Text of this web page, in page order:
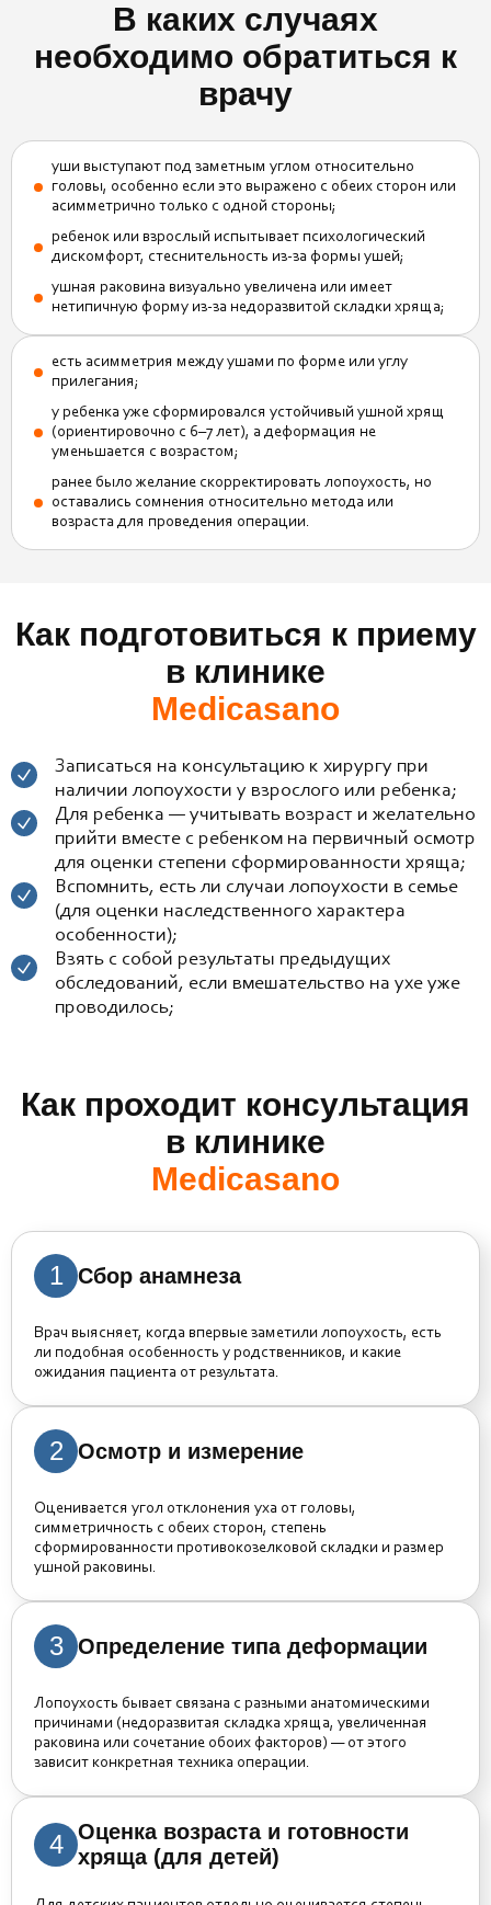
В каких случаях
необходимо обратиться к
врачу
уши выступают под заметным углом относительно
головы, особенно если это выражено с обеих сторон или
асимметрично только с одной стороны;
ребенок или взрослый испытывает психологический
дискомфорт, стеснительность из-за формы ушей;
ушная раковина визуально увеличена или имеет
нетипичную форму из-за недоразвитой складки хряща;
есть асимметрия между ушами по форме или углу
прилегания;
у ребенка уже сформировался устойчивый ушной хрящ
(ориентировочно с 6–7 лет), а деформация не
уменьшается с возрастом;
ранее было желание скорректировать лопоухость, но
оставались сомнения относительно метода или
возраста для проведения операции.
Как подготовиться к приему
в клинике
Medicasano
Записаться на консультацию к хирургу при
наличии лопоухости у взрослого или ребенка;
Для ребенка — учитывать возраст и желательно
прийти вместе с ребенком на первичный осмотр
для оценки степени сформированности хряща;
Вспомнить, есть ли случаи лопоухости в семье
(для оценки наследственного характера
особенности);
Взять с собой результаты предыдущих
обследований, если вмешательство на ухе уже
проводилось;
Как проходит консультация
в клинике
Medicasano
1 Сбор анамнеза
Врач выясняет, когда впервые заметили лопоухость, есть
ли подобная особенность у родственников, и какие
ожидания пациента от результата.
2 Осмотр и измерение
Оценивается угол отклонения уха от головы,
симметричность с обеих сторон, степень
сформированности противокозелковой складки и размер
ушной раковины.
3 Определение типа деформации
Лопоухость бывает связана с разными анатомическими
причинами (недоразвитая складка хряща, увеличенная
раковина или сочетание обоих факторов) — от этого
зависит конкретная техника операции.
4
Оценка возраста и готовности
хряща (для детей)